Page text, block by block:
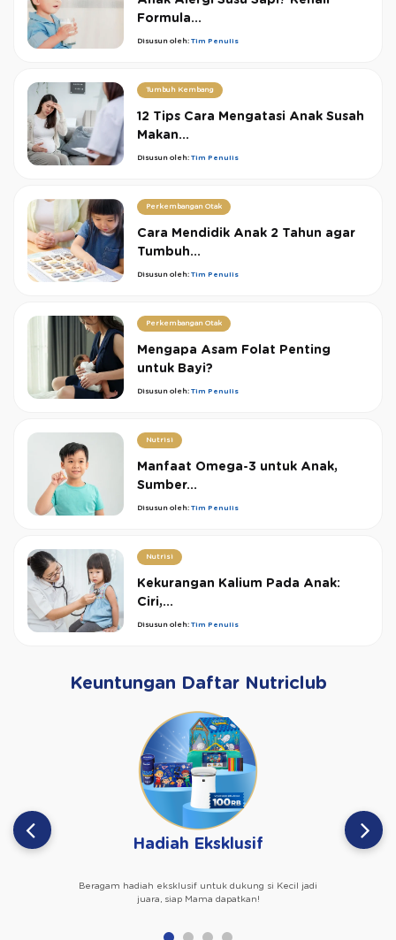
Formula...
Disusun oleh: Tim Penulis
Tumbuh Kembang
12 Tips Cara Mengatasi Anak Susah
Makan...
Disusun oleh: Tim Penulis
Perkembangan Otak
Cara Mendidik Anak 2 Tahun agar
Tumbuh...
Disusun oleh: Tim Penulis
Perkembangan Otak
Mengapa Asam Folat Penting
untuk Bayi?
Disusun oleh: Tim Penulis
Nutrisi
Manfaat Omega-3 untuk Anak,
Sumber...
Disusun oleh: Tim Penulis
Nutrisi
Kekurangan Kalium Pada Anak:
Ciri,...
Disusun oleh: Tim Penulis
Keuntungan Daftar Nutriclub
Hadiah Eksklusif
Beragam hadiah eksklusif untuk dukung si Kecil jadi
juara, siap Mama dapatkan!